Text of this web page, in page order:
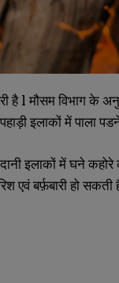
है l मौसम विभाग के
इलाकों में पाला
इलाकों में घने
एवं बर्फ़बारी हो सकती